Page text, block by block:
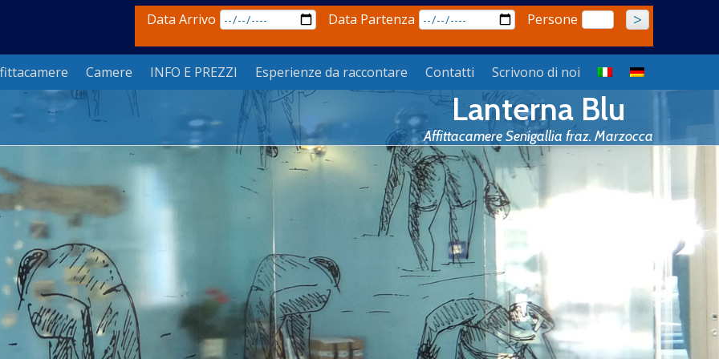
Data Arrivo Data Partenza Persone
Camere INFO E PREZZI Esperienze da raccontare Contatti Scrivono di noi
Lanterna Blu
Affittacamere Senigallia fraz. Marzocca